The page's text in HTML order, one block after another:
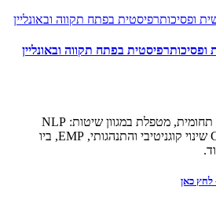
בפתח תקווה ובאונליין
מנטורית, יועצת ומטפלת רב תחומית, מטפלת במגוון שיטות: NLP
מאסטר מטפלת ומורה, CBT שינוי קוגניטיבי והתנהגותי, EMP, ביו
לחץ כאן